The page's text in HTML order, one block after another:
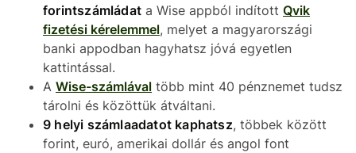
forintszámládat a Wise appból indított Qvik
fizetési kérelemmel, melyet a magyarországi
banki appodban hagyhatsz jóvá egyetlen
kattintással.
A Wise-számlával több mint 40 pénznemet tudsz
tárolni és közöttük átváltani.
9 helyi számlaadatot kaphatsz, többek között
forint, euró, amerikai dollár és angol font